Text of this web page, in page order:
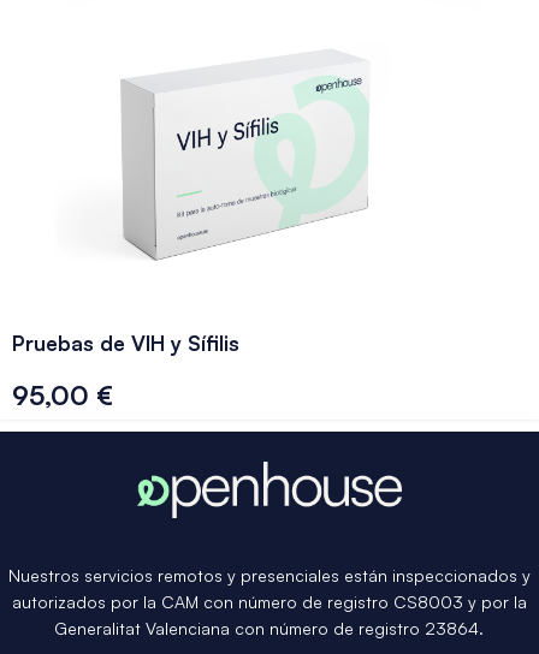
Pruebas de VIH y Sífilis
95,00 €
Nuestros servicios remotos y presenciales están inspeccionados y
autorizados por la CAM con número de registro CS8003 y por la
Generalitat Valenciana con número de registro 23864.